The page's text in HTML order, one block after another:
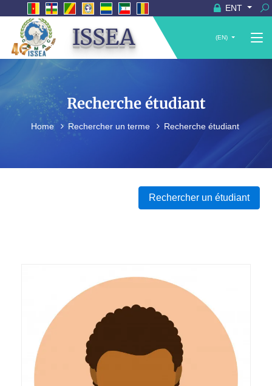
ENT
ISSEA (EN)
Recherche étudiant
Home Rechercher un terme Recherche étudiant
Rechercher un étudiant